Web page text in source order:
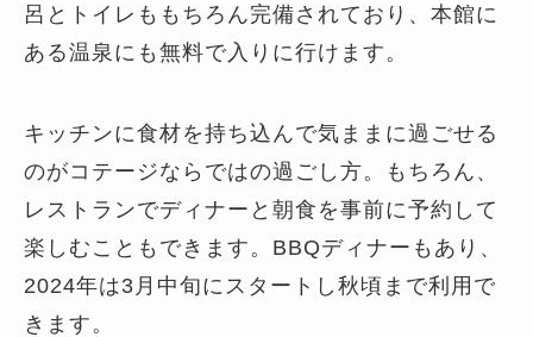
呂とトイレももちろん完備されており、本館に
ある温泉にも無料で入りに行けます。
キッチンに食材を持ち込んで気ままに過ごせる
のがコテージならではの過ごし方。もちろん、
レストランでディナーと朝食を事前に予約して
楽しむこともできます。BBQディナーもあり、
2024年は3月中旬にスタートし秋頃まで利用で
きます。